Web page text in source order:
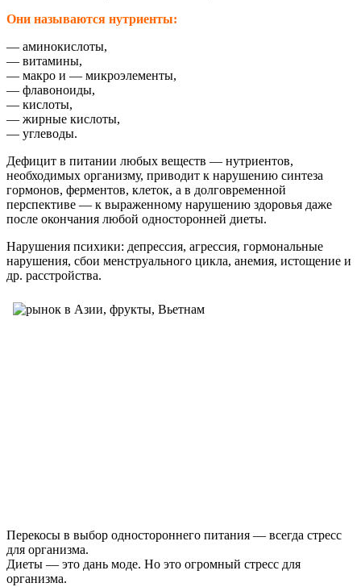
Они называются нутриенты:
— аминокислоты,
— витамины,
— макро и — микроэлементы,
— флавоноиды,
— кислоты,
— жирные кислоты,
— углеводы.
Дефицит в питании любых веществ — нутриентов,
необходимых организму, приводит к нарушению синтеза
гормонов, ферментов, клеток, а в долговременной
перспективе — к выраженному нарушению здоровья даже
после окончания любой односторонней диеты.
Нарушения психики: депрессия, агрессия, гормональные
нарушения, сбои менструального цикла, анемия, истощение и
др. расстройства.
Перекосы в выбор одностороннего питания — всегда стресс
для организма.
Диеты — это дань моде. Но это огромный стресс для
организма.